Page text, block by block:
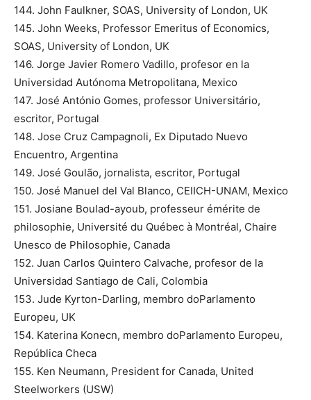
144. John Faulkner, SOAS, University of London, UK
145. John Weeks, Professor Emeritus of Economics,
SOAS, University of London, UK
146. Jorge Javier Romero Vadillo, profesor en la
Universidad Autónoma Metropolitana, Mexico
147. José António Gomes, professor Universitário,
escritor, Portugal
148. Jose Cruz Campagnoli, Ex Diputado Nuevo
Encuentro, Argentina
149. José Goulão, jornalista, escritor, Portugal
150. José Manuel del Val Blanco, CEIICH-UNAM, Mexico
151. Josiane Boulad-ayoub, professeur émérite de
philosophie, Université du Québec à Montréal, Chaire
Unesco de Philosophie, Canada
152. Juan Carlos Quintero Calvache, profesor de la
Universidad Santiago de Cali, Colombia
153. Jude Kyrton-Darling, membro doParlamento
Europeu, UK
154. Katerina Konecn, membro doParlamento Europeu,
República Checa
155. Ken Neumann, President for Canada, United
Steelworkers (USW)